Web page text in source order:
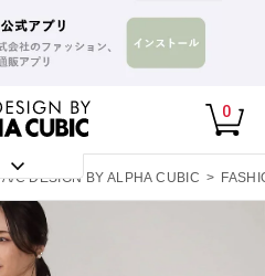
0
A/C DESIGN BY ALPHA CUBIC >